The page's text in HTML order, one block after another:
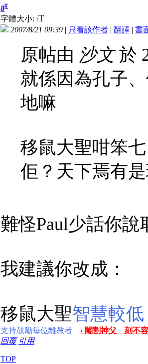
8#
字體大小: tT
2007/8/21 09:39 | 只看該作者 | 翻譯 | 書
原帖由 沙文於
就係因為孔子
地嘛
移鼠大聖咁笨
佢？天下焉有
難怪Paul少話你
我建議你改成：
移鼠大聖智慧較低
支持鼓勵每位離教者
› 閹割神父 刻不容
回覆 引用
TOP